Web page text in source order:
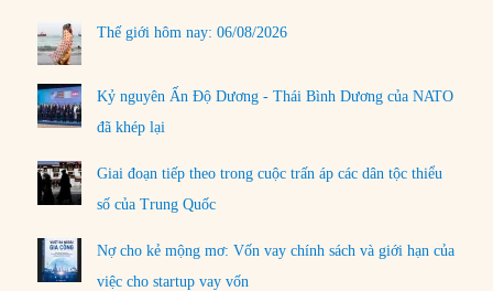
Thế giới hôm nay: 06/08/2026
Kỷ nguyên Ấn Độ Dương - Thái Bình Dương của NATO
đã khép lại
Giai đoạn tiếp theo trong cuộc trấn áp các dân tộc thiểu
số của Trung Quốc
Nợ cho kẻ mộng mơ: Vốn vay chính sách và giới hạn của
việc cho startup vay vốn